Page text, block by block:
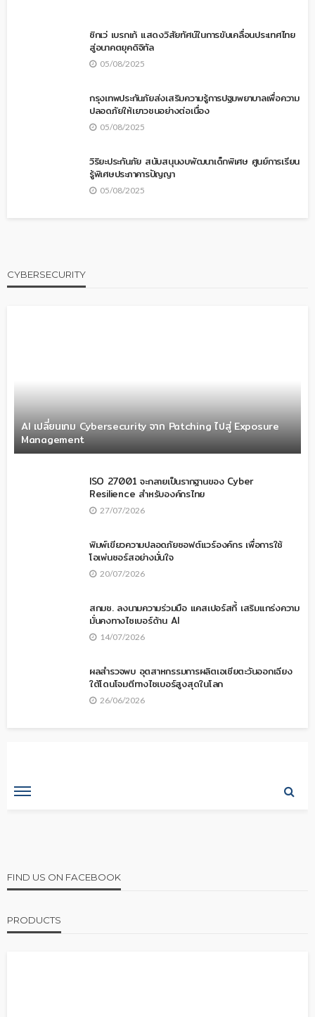
ซิกเว่ เบรกเก้ แสดงวิสัยทัศน์ในการขับเคลื่อนประเทศไทย
สู่อนาคตยุคดิจิทัล
05/08/2025
กรุงเทพประกันภัยส่งเสริมความรู้การปฐมพยาบาลเพื่อความ
ปลอดภัยให้เยาวชนอย่างต่อเนื่อง
05/08/2025
วิริยะประกันภัย สนับสนุนงบพัฒนาเด็กพิเศษ ศูนย์การเรียน
รู้พิเศษประภาคารปัญญา
05/08/2025
CYBERSECURITY
AI เปลี่ยนเกม Cybersecurity จาก Patching ไปสู่ Exposure
Management
ISO 27001 จะกลายเป็นรากฐานของ Cyber
Resilience สำหรับองค์กรไทย
27/07/2026
พิมพ์เขียวความปลอดภัยซอฟต์แวร์องค์กร เพื่อการใช้
โอเพ่นซอร์สอย่างมั่นใจ
20/07/2026
สกมช. ลงนามความร่วมมือ แคสเปอร์สกี้ เสริมแกร่งความ
มั่นคงทางไซเบอร์ด้าน AI
14/07/2026
ผลสำรวจพบ อุตสาหกรรมการผลิตเอเชียตะวันออกเฉียง
ใต้โดนโจมตีทางไซเบอร์สูงสุดในโลก
26/06/2026
FIND US ON FACEBOOK
PRODUCTS